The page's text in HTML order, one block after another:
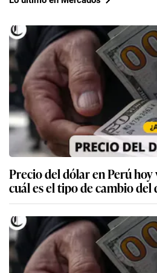
Precio del dólar en Perú hoy
cuál es el tipo de cambio del